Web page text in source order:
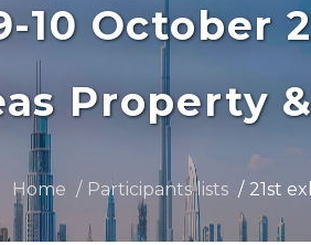
10 October
Property
Home Participants lists 21st